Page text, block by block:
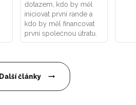
dotazem, kdo by měl
iniciovat první rande a
kdo by měl financovat
první společnou útratu.
Další články